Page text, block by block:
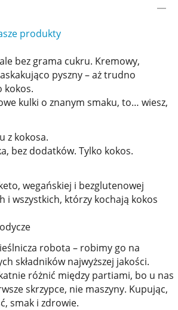
produkty
bez grama cukru. Kremowy,
pyszny – aż trudno
kokos.
kulki o znanym smaku, to… wiesz,
z kokosa.
bez dodatków. Tylko kokos.
wegańskiej i bezglutenowej
i wszystkich, którzy kochają kokos
robota – robimy go na
składników najwyższej jakości.
różnić między partiami, bo u nas
skrzypce, nie maszyny. Kupując,
smak i zdrowie.